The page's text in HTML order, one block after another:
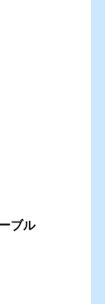
ブル